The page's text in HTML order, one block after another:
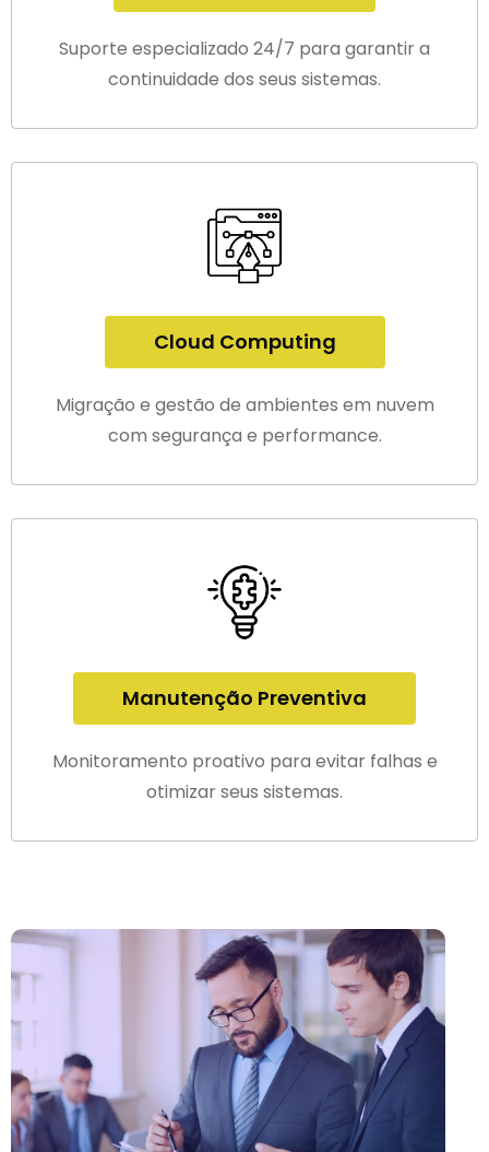
Suporte especializado 24/7 para garantir a
continuidade dos seus sistemas.
Cloud Computing
Migração e gestão de ambientes em nuvem
com segurança e performance.
Manutenção Preventiva
Monitoramento proativo para evitar falhas e
otimizar seus sistemas.